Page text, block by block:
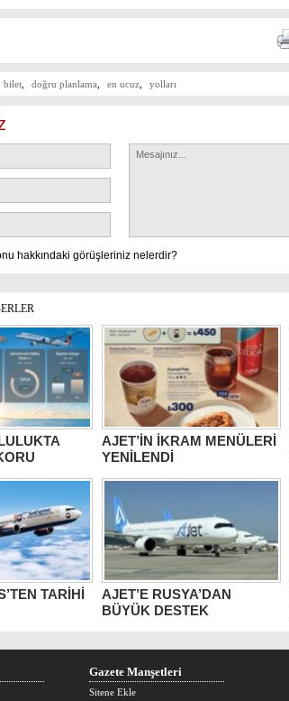
bilet doğru planlama en ucuz yolları
hakkındaki görüşleriniz nelerdir?
AJET’İN İKRAM MENÜLERİ
YENİLENDİ
TARİHİ AJET’E RUSYA’DAN
BÜYÜK DESTEK
Gazete Manşetleri
Sitene Ekle